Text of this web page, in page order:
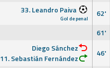
33. Leandro Paiva
Gol de penal
62'
61'
Diego Sánchez
11. Sebastián Fernández
46'